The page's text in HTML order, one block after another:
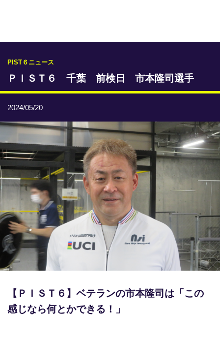
レース情報
本日のおすすめレース
トリマクリオリジナル予想
トリマクリコラム
お知らせ
番記者とくダネ！
選手ランキング
競輪場ガイド
記者紹介
運営会社概要
PIST６ニュース
ＰＩＳＴ６ 千葉 前検日 市本隆司選手
2024/05/20
【ＰＩＳＴ６】ベテランの市本隆司は「この
感じなら何とかできる！」